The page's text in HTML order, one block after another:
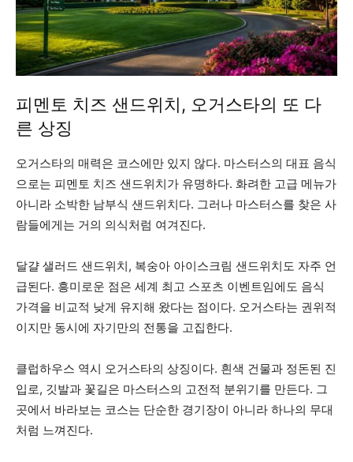
피멘토 치즈 샌드위치, 오거스타의 또 다
른 상징
오거스타의 매력은 코스에만 있지 않다. 마스터스의 대표 음식
으로는 피멘토 치즈 샌드위치가 유명하다. 화려한 고급 메뉴가
아니라 소박한 남부식 샌드위치다. 그러나 마스터스를 찾은 사
람들에게는 거의 의식처럼 여겨진다.
달걀 샐러드 샌드위치, 복숭아 아이스크림 샌드위치도 자주 언
급된다. 흥미로운 점은 세계 최고 스포츠 이벤트임에도 음식
가격을 비교적 낮게 유지해 왔다는 점이다. 오거스타는 권위적
이지만 동시에 자기만의 전통을 고집한다.
클럽하우스 역시 오거스타의 상징이다. 흰색 건물과 정돈된 진
입로, 깃발과 꽃길은 마스터스의 고전적 분위기를 만든다. 그
곳에서 바라보는 코스는 단순한 경기장이 아니라 하나의 무대
처럼 느껴진다.